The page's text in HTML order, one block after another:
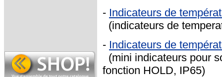
- Indicateurs de
(indicateurs de
- Indicateurs de
(mini indicateurs pour
fonction HOLD, IP65)